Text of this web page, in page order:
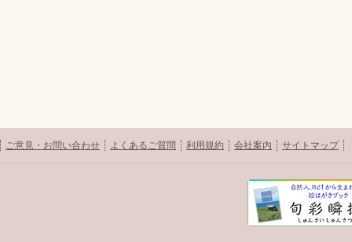
ご意見・お問い合わせ よくあるご質問 利用規約 会社案内 サイトマップ